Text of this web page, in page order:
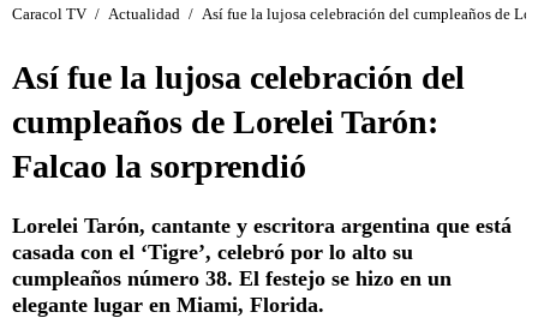
Caracol TV / Actualidad / Así fue la lujosa celebración del cumpleaños de
Así fue la lujosa celebración del
cumpleaños de Lorelei Tarón:
Falcao la sorprendió
Lorelei Tarón, cantante y escritora argentina que está
casada con el ‘Tigre’, celebró por lo alto su
cumpleaños número 38. El festejo se hizo en un
elegante lugar en Miami, Florida.